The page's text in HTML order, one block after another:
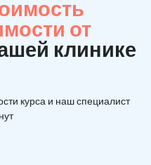
от
клинике
курса и наш специалист